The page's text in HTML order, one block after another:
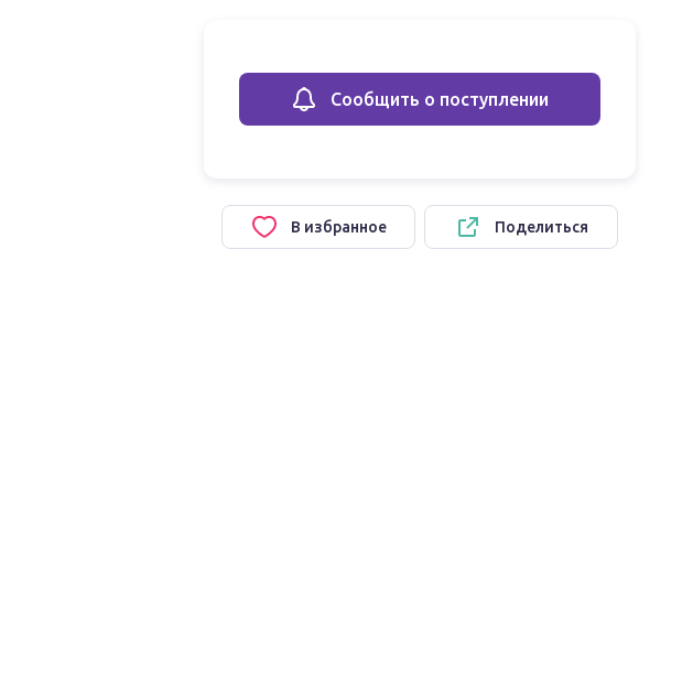
Сообщить о поступлении
В избранное Поделиться